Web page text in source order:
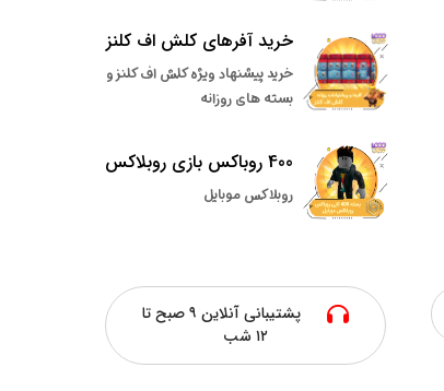
خرید آفرهای کلش اف کلنز
خرید پیشنهاد ویژه کلش اف کلنز و
بسته های روزانه
400 روباکس بازی روبلاکس
روبلاکس موبایل
پشتیبانی آنلاین ۹ صبح تا
۱۲ شب